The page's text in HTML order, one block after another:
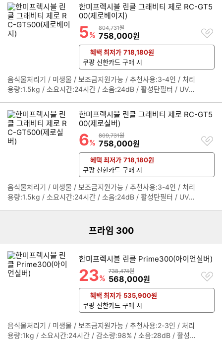
기
더
보
러
한미프렉시블 린클 그래비티 제로 RC-GT5
00(제로베이지)
할인률
5%
상품금액
804,731원
할인금액
758,000원
찜
하
기
혜택 최저가 718,180원
쿠팡 신한카드 구매 시
음식물처리기 / 미생물 / 보조금지원가능 / 추천사용:3-4인 / 처리
용량:1.5kg / 소요시간:24시간 / 소음:24dB / 활성탄필터 / UV살
제습 / 시간표시 / 잠금 / 내부조명 / [규격] / 무게:11.3kg / 크기(가
로x세로x깊이):315x522x348mm
펼
한미프렉시블 린클 그래비티 제로 RC-GT5
00(제로실버)
할인률
6%
상품금액
809,731원
할인금액
758,000원
찜
하
기
혜택 최저가 718,180원
쿠팡 신한카드 구매 시
음식물처리기 / 미생물 / 보조금지원가능 / 추천사용:3-4인 / 처리
용량:1.5kg / 소요시간:24시간 / 소음:24dB / 활성탄필터 / UV살
로x세로x깊이):315x522x348mm
펼
프라임 300
한미프렉시블 린클 Prime300(아이언실버)
할인률
23%
상품금액
738,474원
할인금액
568,000원
찜
하
기
혜택 최저가 535,900원
쿠팡 신한카드 구매 시
음식물처리기 / 미생물 / 보조금지원가능 / 추천사용:2-3인 / 처리
용량:1kg / 소요시간:24시간 / 감소량:98% / 소음:28dB / 활성탄